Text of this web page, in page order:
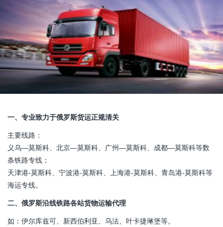
一、专业致力于俄罗斯货运正规清关
主要线路：
义乌—莫斯科、北京—莫斯科、广州—莫斯科、成都—莫斯科等数
条铁路专线；
天津港-莫斯科、宁波港-莫斯科、上海港-莫斯科、青岛港-莫斯科等
海运专线。
二、俄罗斯沿线铁路各站货物运输代理
如：伊尔库兹可、新西伯利亚、乌法、叶卡捷琳堡等。